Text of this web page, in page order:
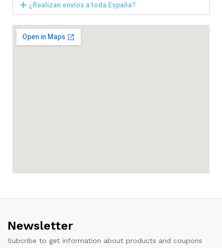
¿Realizan envíos a toda España?
Newsletter
Subcribe to get information about products and coupons